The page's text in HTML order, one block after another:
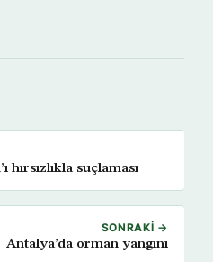
hırsızlıkla suçlaması
SONRAKI →
Antalya’da orman yangını